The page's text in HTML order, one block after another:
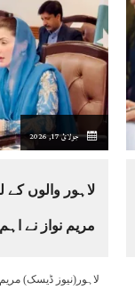
جولائ 17, 2026
لاہور والوں
مریم نواز نے
لاہور(نیوز ڈیسک)